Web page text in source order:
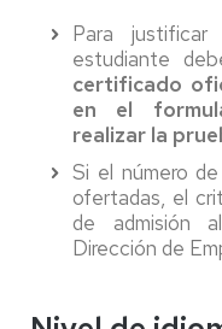
Para
estudiante
certificado
en el
realizar la
Si el número
ofertadas, el
de admisión
Dirección de